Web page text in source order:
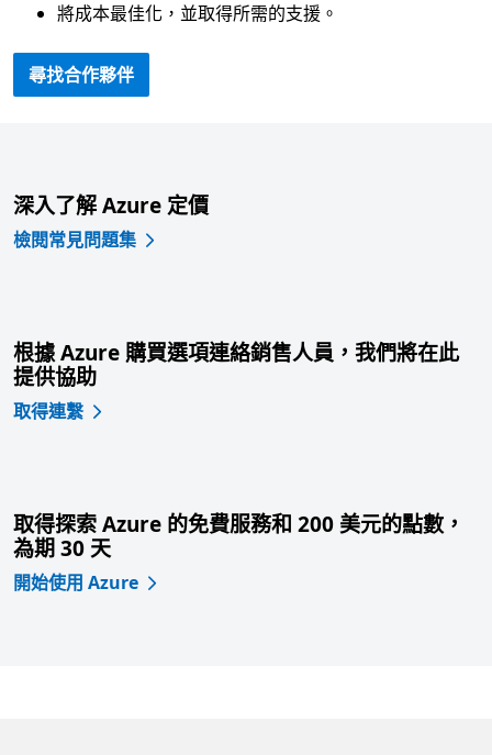
將成本最佳化，並取得所需的支援。
尋找合作夥伴
深入了解 Azure 定價
檢閱常見問題集
根據 Azure 購買選項連絡銷售人員，我們將在此
提供協助
取得連繫
取得探索 Azure 的免費服務和 200 美元的點數，
為期 30 天
開始使用 Azure